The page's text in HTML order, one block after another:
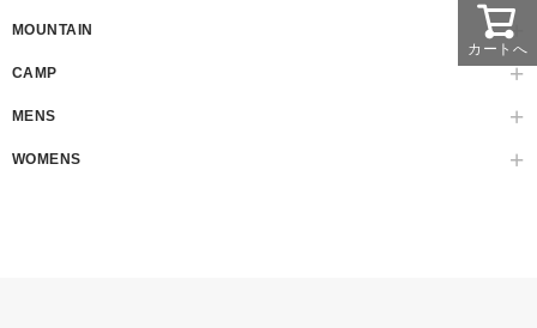
MOUNTAIN
CAMP
MENS
WOMENS
カートへ